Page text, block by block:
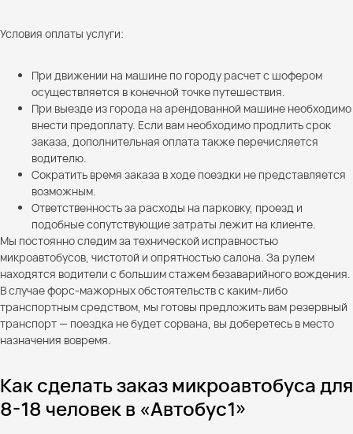
Условия оплаты услуги:
При движении на машине по городу расчет с шофером
осуществляется в конечной точке путешествия.
При выезде из города на арендованной машине необходимо
внести предоплату. Если вам необходимо продлить срок
заказа, дополнительная оплата также перечисляется
водителю.
Сократить время заказа в ходе поездки не представляется
возможным.
Ответственность за расходы на парковку, проезд и
подобные сопутствующие затраты лежит на клиенте.
Мы постоянно следим за технической исправностью
микроавтобусов, чистотой и опрятностью салона. За рулем
находятся водители с большим стажем безаварийного вождения.
В случае форс-мажорных обстоятельств с каким-либо
транспортным средством, мы готовы предложить вам резервный
транспорт — поездка не будет сорвана, вы доберетесь в место
назначения вовремя.
Как сделать заказ микроавтобуса для
8-18 человек в «Автобус1»